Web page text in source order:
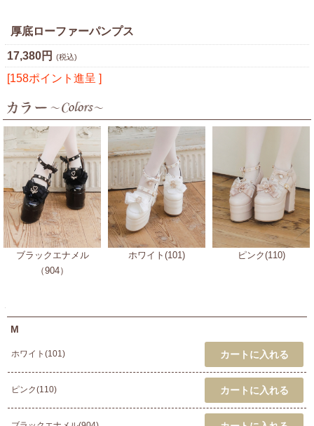
厚底ローファーパンプス
17,380円 (税込)
[158ポイント進呈 ]
ブラックエナメル
（904）
ホワイト(101) ピンク(110)
M
ホワイト(101)
ピンク(110)